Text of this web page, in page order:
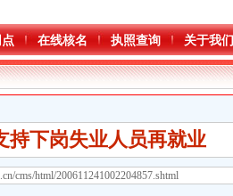
在线核名 执照查询 关于我们
持下岗失业人员再就业
cms/html/200611241002204857.shtml